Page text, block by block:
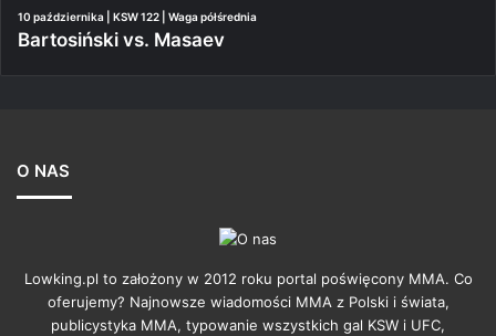
10 października | KSW 122 | Waga półśrednia
Bartosiński vs. Masaev
O NAS
Lowking.pl to założony w 2012 roku portal poświęcony MMA. Co
oferujemy? Najnowsze wiadomości MMA z Polski i świata,
publicystyka MMA, typowanie wszystkich gal KSW i UFC,